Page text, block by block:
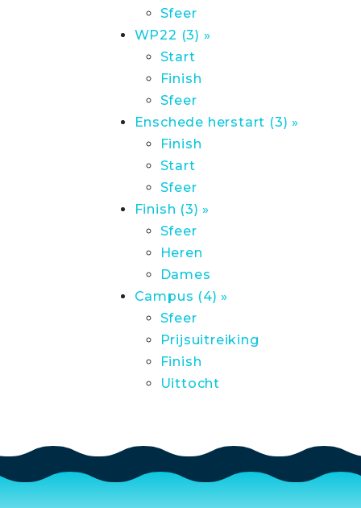
Sfeer
WP22 (3) »
Start
Finish
Sfeer
Enschede herstart (3) »
Finish
Start
Sfeer
Finish (3) »
Sfeer
Heren
Dames
Campus (4) »
Sfeer
Prijsuitreiking
Finish
Uittocht